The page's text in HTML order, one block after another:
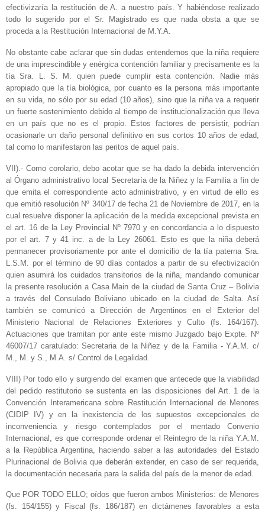
efectivizaría la restitución de A. a nuestro país. Y habiéndose realizado
todo lo sugerido por el Sr. Magistrado es que nada obsta a que se
proceda a la Restitución Internacional de M.Y.A.
No obstante cabe aclarar que sin dudas entendemos que la niña requiere
de una imprescindible y enérgica contención familiar y precisamente es la
tía Sra. L. S. M. quien puede cumplir esta contención. Nadie más
apropiado que la tía biológica, por cuanto es la persona más importante
en su vida, no sólo por su edad (10 años), sino que la niña va a requerir
un fuerte sostenimiento debido al tiempo de institucionalización que lleva
en un país que no es el propio. Estos factores de persistir, podrían
ocasionarle un daño personal definitivo en sus cortos 10 años de edad,
tal como lo manifestaron las peritos de aquel país.
VII).- Como corolario, debo acotar que se ha dado la debida intervención
al Órgano administrativo local Secretaría de la Niñez y la Familia a fin de
que emita el correspondiente acto administrativo, y en virtud de ello es
que emitió resolución Nº 340/17 de fecha 21 de Noviembre de 2017, en la
cual resuelve disponer la aplicación de la medida excepcional prevista en
el art. 16 de la Ley Provincial Nº 7970 y en concordancia a lo dispuesto
por el art. 7 y 41 inc. a de la Ley 26061. Esto es que la niña deberá
permanecer provisoriamente por ante el domicilio de la tía paterna Sra.
L.S.M. por el término de 90 días contados a partir de su efectivización
quien asumirá los cuidados transitorios de la niña, mandando comunicar
la presente resolución a Casa Main de la ciudad de Santa Cruz – Bolivia
a través del Consulado Boliviano ubicado en la ciudad de Salta. Así
también se comunicó a Dirección de Argentinos en el Exterior del
Ministerio Nacional de Relaciones Exteriores y Culto (fs. 164/167).
Actuaciones que tramitan por ante este mismo Juzgado bajo Expte. Nº
46007/17 caratulado: Secretaria de la Niñez y de la Familia - Y.A.M. c/
M., M. y S., M.A. s/ Control de Legalidad.
VIII) Por todo ello y surgiendo del examen que antecede que la viabilidad
del pedido restitutorio se sustenta en las disposiciones del Art. 1 de la
Convención Interamericana sobre Restitución Internacional de Menores
(CIDIP IV) y en la inexistencia de los supuestos excepcionales de
inconveniencia y riesgo contemplados por el mentado Convenio
Internacional, es que corresponde ordenar el Reintegro de la niña Y.A.M.
a la República Argentina, haciendo saber a las autoridades del Estado
Plurinacional de Bolivia que deberán extender, en caso de ser requerida,
la documentación necesaria para la salida del país de la menor de edad.
Que POR TODO ELLO; oídos que fueron ambos Ministerios: de Menores
(fs. 154/155) y Fiscal (fs. 186/187) en dictámenes favorables a esta